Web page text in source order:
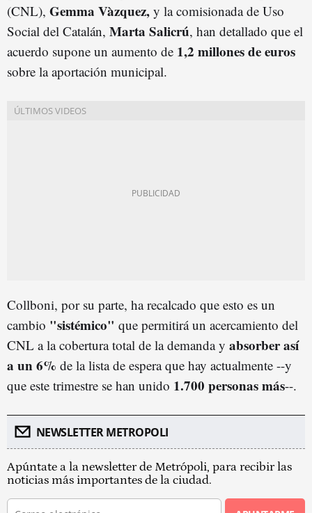
(CNL), Gemma Vàzquez, y la comisionada de Uso
Social del Catalán, Marta Salicrú, han detallado que el
acuerdo supone un aumento de 1,2 millones de euros
sobre la aportación municipal.
Collboni, por su parte, ha recalcado que esto es un
cambio "sistémico" que permitirá un acercamiento del
CNL a la cobertura total de la demanda y absorber así
a un 6% de la lista de espera que hay actualmente --y
que este trimestre se han unido 1.700 personas más--.
NEWSLETTER METROPOLI
Apúntate a la newsletter de Metrópoli, para recibir las
noticias más importantes de la ciudad.